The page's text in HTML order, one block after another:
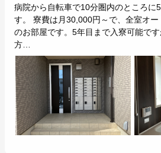
病院から自転車で10分圏内のところに
す。 寮費は月30,000円～で、全室オ
のお部屋です。5年目まで入寮可能で
方…